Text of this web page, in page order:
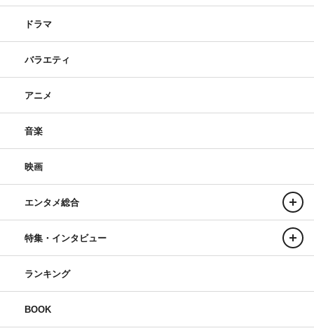
ドラマ
バラエティ
アニメ
音楽
映画
エンタメ総合
特集・インタビュー
ランキング
BOOK